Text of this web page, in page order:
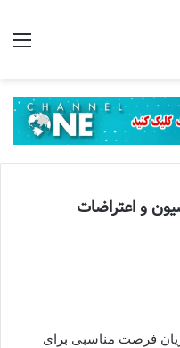
و اعتراضات
فرصت مناسبی برای